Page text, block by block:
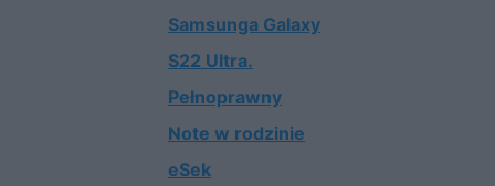
Samsunga Galaxy
S22 Ultra.
Pełnoprawny
Note w rodzinie
eSek